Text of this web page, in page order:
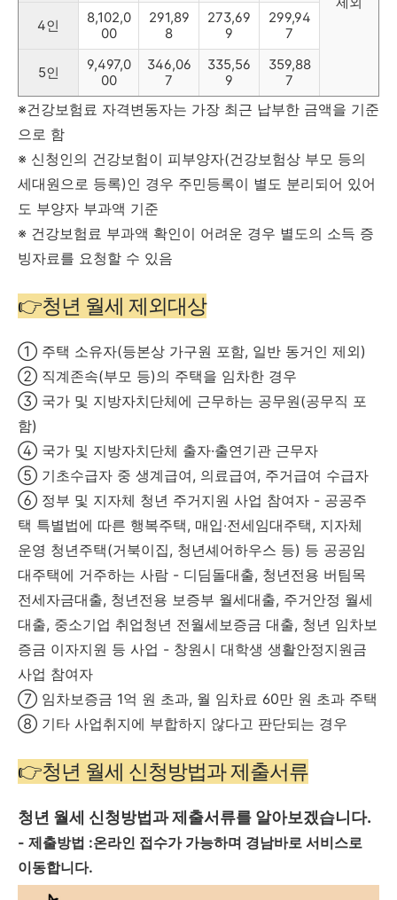
4인
8,102,0
00
291,89
8
273,69
9
299,94
7
5인
9,497,0
00
346,06
7
335,56
9
359,88
7
※건강보험료 자격변동자는 가장 최근 납부한 금액을 기준
으로 함
※ 신청인의 건강보험이 피부양자(건강보험상 부모 등의
세대원으로 등록)인 경우 주민등록이 별도 분리되어 있어
도 부양자 부과액 기준
※ 건강보험료 부과액 확인이 어려운 경우 별도의 소득 증
빙자료를 요청할 수 있음
👉청년 월세 제외대상
① 주택 소유자(등본상 가구원 포함, 일반 동거인 제외)
② 직계존속(부모 등)의 주택을 임차한 경우
③ 국가 및 지방자치단체에 근무하는 공무원(공무직 포
함)
④ 국가 및 지방자치단체 출자·출연기관 근무자
⑤ 기초수급자 중 생계급여, 의료급여, 주거급여 수급자
⑥ 정부 및 지자체 청년 주거지원 사업 참여자 - 공공주
택 특별법에 따른 행복주택, 매입‧전세임대주택, 지자체
운영 청년주택(거북이집, 청년셰어하우스 등) 등 공공임
대주택에 거주하는 사람 - 디딤돌대출, 청년전용 버팀목
전세자금대출, 청년전용 보증부 월세대출, 주거안정 월세
대출, 중소기업 취업청년 전월세보증금 대출, 청년 임차보
증금 이자지원 등 사업 - 창원시 대학생 생활안정지원금
사업 참여자
⑦ 임차보증금 1억 원 초과, 월 임차료 60만 원 초과 주택
⑧ 기타 사업취지에 부합하지 않다고 판단되는 경우
👉청년 월세 신청방법과 제출서류
청년 월세 신청방법과 제출서류를 알아보겠습니다.
- 제출방법 :온라인 접수가 가능하며 경남바로 서비스로
이동합니다.